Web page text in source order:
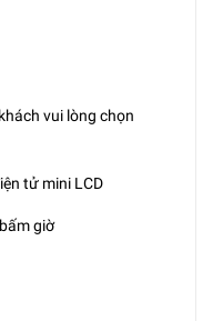
vui lòng chọn
tử mini LCD
giờ